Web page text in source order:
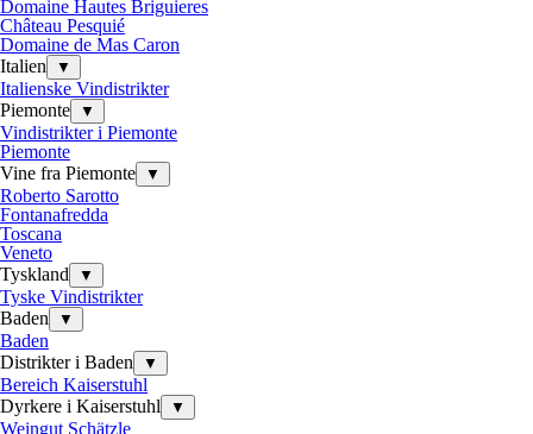
Domaine Hautes Briguieres
Château Pesquié
Domaine de Mas Caron
Italien
▼
Italienske Vindistrikter
Piemonte
▼
Vindistrikter i Piemonte
Piemonte
Vine fra Piemonte
▼
Roberto Sarotto
Fontanafredda
Toscana
Veneto
Tyskland
▼
Tyske Vindistrikter
Baden
▼
Baden
Distrikter i Baden
▼
Bereich Kaiserstuhl
Dyrkere i Kaiserstuhl
▼
Weingut Schätzle